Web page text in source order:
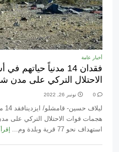
أخبار عامة
فقدان 14 مدنياً
الاحتلال التركي على
0 نونبر 26, 2022
هجمات قوات الاحتلال التركي على
استهداف نحو 77 قرية وبلدة وم...